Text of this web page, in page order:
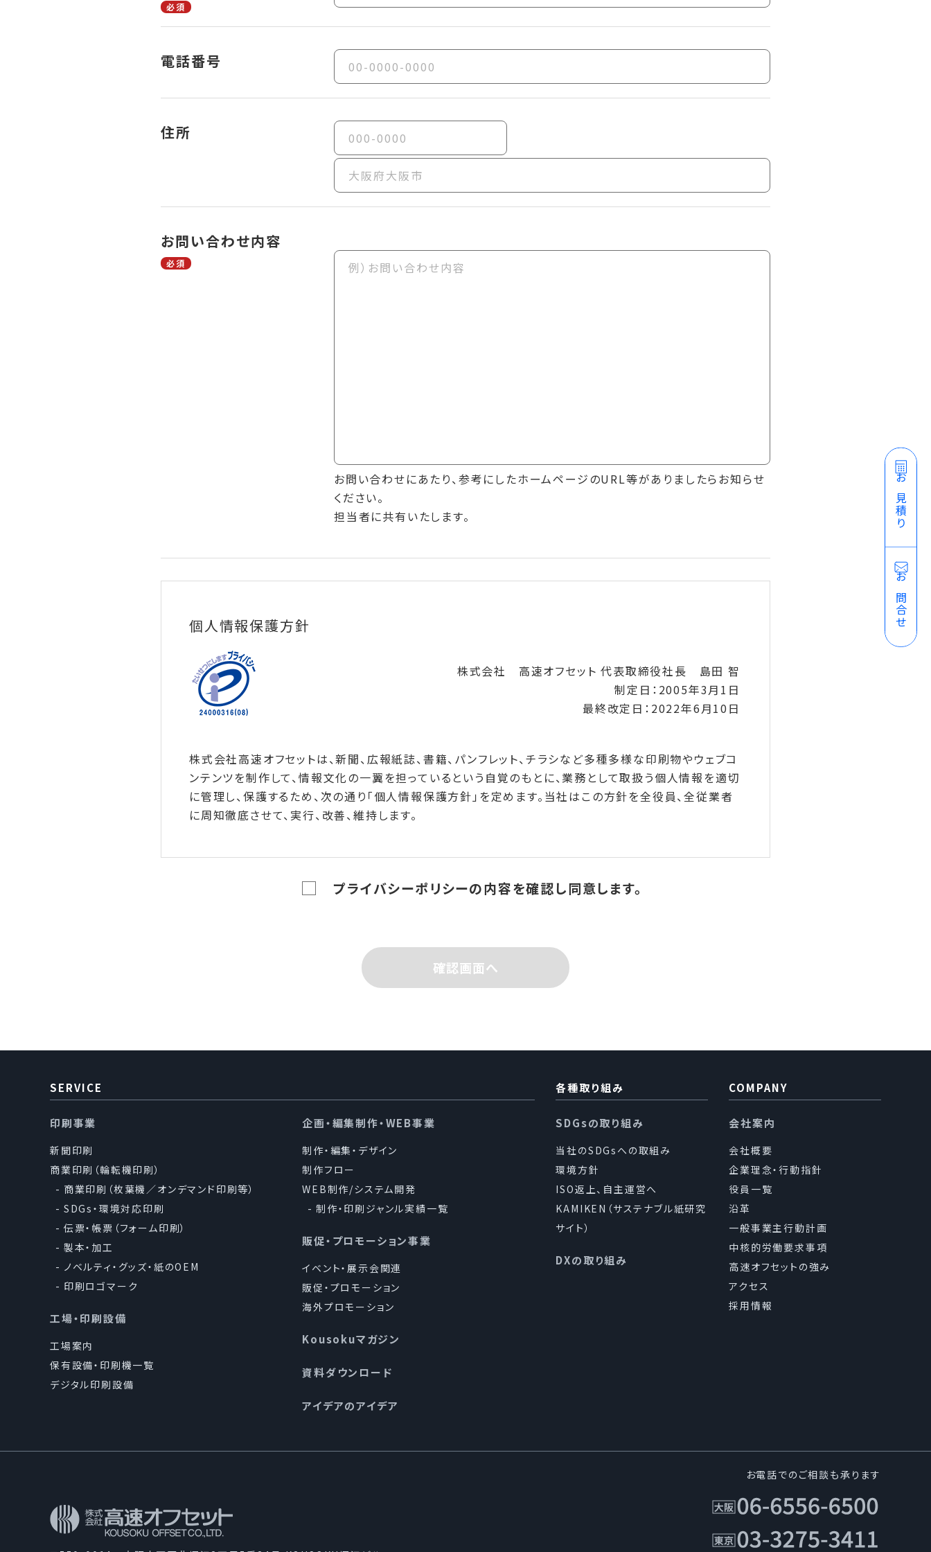
必須
電話番号
住所
お問い合わせ内容
必須
お問い合わせにあたり、参考にしたホームページのURL等がありましたらお知らせ
ください。
担当者に共有いたします。
個人情報保護方針
株式会社 高速オフセット 代表取締役社長 島田 智
制定日：2005年3月1日
最終改定日：2022年6月10日
株式会社高速オフセットは、新聞、広報紙誌、書籍、パンフレット、チラシなど多種多様な印刷物やウェブコ
ンテンツを制作して、情報文化の一翼を担っているという自覚のもとに、業務として取扱う個人情報を適切
に管理し、保護するため、次の通り「個人情報保護方針」を定めます。当社はこの方針を全役員、全従業者
に周知徹底させて、実行、改善、維持します。
当社は、適法かつ公正な手段によって個人情報を取得します。
1.当社は、事業の内容及び規模を考慮し、個人情報を取得の際に示した利用目的の範囲内で、業務
の遂行に必要な限りにおいて利用し、目的の達成に必要な範囲を超えた個人情報の取扱い（目
うえ、秘密保持契約を締結し、適正な監督を行います。
3.個人情報の第三者提供について
当社は、法令に定める場合を除き、個人情報を、事前に本人の同意を得ることなく、第三者に提供し
4.法と社会秩序の順守について
当社は、確実な個人情報保護の実現のため、個人情報の取扱いに関する法令、国が定める指針その
他の規範を順守します。
して、社内規程類に基づき合理的な安全対策を講ずるとともに、万一問題が発生した時には速やか
施し、維持し、継続的に改善します。
プライバシーポリシーの内容を確認し同意します。
確認画面へ
お見積り
お問合せ
SERVICE
印刷事業
新聞印刷
商業印刷（輪転機印刷）
商業印刷（枚葉機／オンデマンド印刷等）
SDGs・環境対応印刷
伝票・帳票（フォーム印刷）
製本・加工
ノベルティ・グッズ・紙のOEM
印刷ロゴマーク
工場・印刷設備
工場案内
保有設備・印刷機一覧
デジタル印刷設備
企画・編集制作・WEB事業
制作・編集・デザイン
制作フロー
WEB制作/システム開発
制作・印刷ジャンル実績一覧
販促・プロモーション事業
イベント・展示会関連
販促・プロモーション
海外プロモーション
Kousokuマガジン
資料ダウンロード
アイデアのアイデア
各種取り組み
SDGsの取り組み
当社のSDGsへの取組み
環境方針
ISO返上、自主運営へ
KAMIKEN（サステナブル紙研究
サイト）
DXの取り組み
COMPANY
会社案内
会社概要
企業理念・行動指針
役員一覧
沿革
一般事業主行動計画
中核的労働要求事項
高速オフセットの強み
アクセス
採用情報
お電話でのご相談も承ります